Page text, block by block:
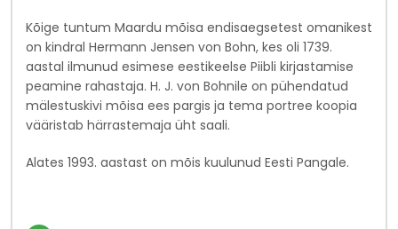
Kõige tuntum Maardu mõisa endisaegsetest omanikest
on kindral Hermann Jensen von Bohn, kes oli 1739.
aastal ilmunud esimese eestikeelse Piibli kirjastamise
peamine rahastaja. H. J. von Bohnile on pühendatud
mälestuskivi mõisa ees pargis ja tema portree koopia
vääristab härrastemaja üht saali.
Alates 1993. aastast on mõis kuulunud Eesti Pangale.